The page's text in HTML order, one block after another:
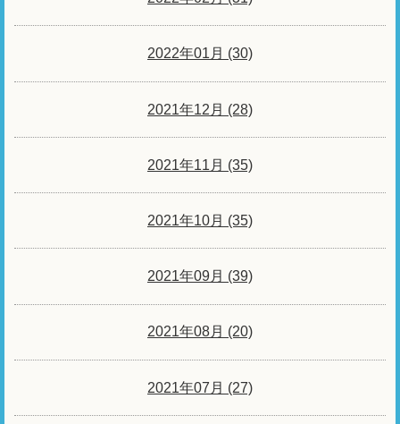
2022年01月 (30)
2021年12月 (28)
2021年11月 (35)
2021年10月 (35)
2021年09月 (39)
2021年08月 (20)
2021年07月 (27)